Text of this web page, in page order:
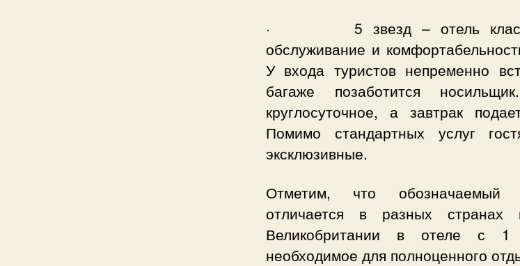
· 5 звезд – отель класса
обслуживание и
У входа туристов непременно
багаже позаботится
круглосуточное, а завтрак
Помимо стандартных услуг
эксклюзивные.
Отметим, что обозначаемый
отличается в разных
Великобритании в отеле с 1
необходимое для полноценного